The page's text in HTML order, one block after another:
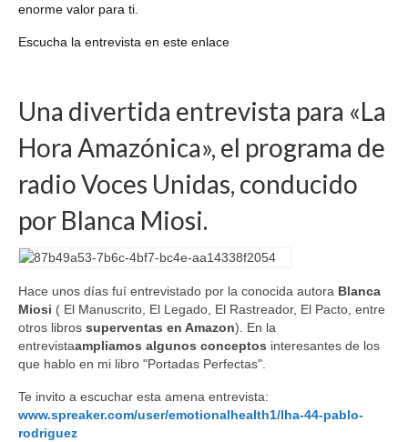
enorme valor para ti.
Escucha la entrevista en este enlace
Una divertida entrevista para «La
Hora Amazónica», el programa de
radio Voces Unidas, conducido
por Blanca Miosi.
Hace unos días fuí entrevistado por la conocida autora Blanca
Miosi ( El Manuscrito, El Legado, El Rastreador, El Pacto, entre
otros libros superventas en Amazon). En la
entrevistaampliamos algunos conceptos interesantes de los
que hablo en mi libro "Portadas Perfectas".
Te invito a escuchar esta amena entrevista:
www.spreaker.com/user/emotionalhealth1/lha-44-pablo-
rodriguez